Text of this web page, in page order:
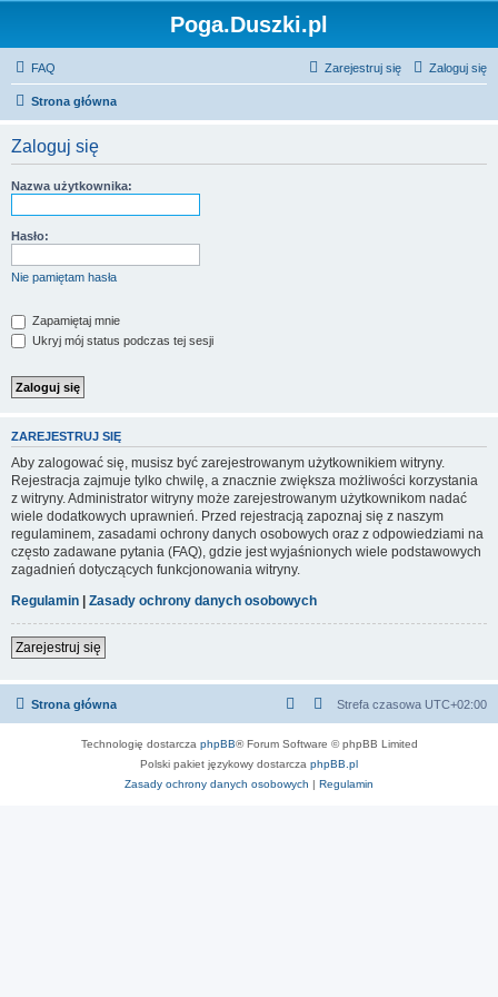
Poga.Duszki.pl
FAQ Zaloguj się
Zarejestruj się
Strona główna
Zaloguj się
Nazwa użytkownika:
Hasło:
Nie pamiętam hasła
Zapamiętaj mnie
Ukryj mój status podczas tej sesji
ZAREJESTRUJ SIĘ
Aby zalogować się, musisz być zarejestrowanym użytkownikiem witryny.
Rejestracja zajmuje tylko chwilę, a znacznie zwiększa możliwości korzystania
z witryny. Administrator witryny może zarejestrowanym użytkownikom nadać
wiele dodatkowych uprawnień. Przed rejestracją zapoznaj się z naszym
regulaminem, zasadami ochrony danych osobowych oraz z odpowiedziami na
często zadawane pytania (FAQ), gdzie jest wyjaśnionych wiele podstawowych
zagadnień dotyczących funkcjonowania witryny.
Regulamin | Zasady ochrony danych osobowych
Zarejestruj się
Strona główna Strefa czasowa UTC+02:00
Technologię dostarcza phpBB® Forum Software © phpBB Limited
Polski pakiet językowy dostarcza phpBB.pl
Zasady ochrony danych osobowych | Regulamin